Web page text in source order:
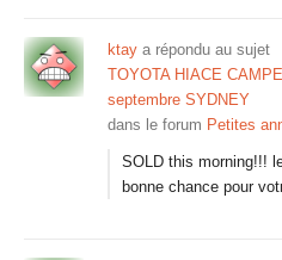
ktay a répondu au sujet
TOYOTA HIACE
septembre SYDNEY
dans le forum Petites
SOLD this morning!!!
bonne chance pour